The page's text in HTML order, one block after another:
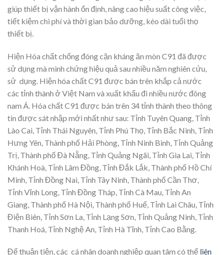
giúp thiết bị vận hành ổn định, nâng cao hiệu suất công việc,
tiết kiệm chi phí và thời gian bảo dưỡng, kéo dài tuổi thọ
thiết bị.
Hiện Hóa chất chống đóng cặn kháng ăn mòn C91 đã được
sử dụng mà minh chứng hiệu quả sau nhiều năm nghiên cứu,
sử dụng. Hiện hóa chất C91 được bán trên khắp cả nước
các tỉnh thành ở Việt Nam và xuất khẩu đi nhiều nước đông
nam Á. Hóa chất C91 được bán trên 34 tỉnh thành theo thông
tin được sát nhập mới nhất như sau: Tỉnh Tuyên Quang, Tỉnh
Lào Cai, Tỉnh Thái Nguyên, Tỉnh Phú Thọ, Tỉnh Bắc Ninh, Tỉnh
Hưng Yên, Thành phố Hải Phòng, Tỉnh Ninh Bình, Tỉnh Quảng
Trị, Thành phố Đà Nẵng, Tỉnh Quảng Ngãi, Tỉnh Gia Lai, Tỉnh
Khánh Hoà, Tỉnh Lâm Đồng, Tỉnh Đắk Lắk, Thành phố Hồ Chí
Minh, Tỉnh Đồng Nai, Tỉnh Tây Ninh, Thành phố Cần Thơ,
Tỉnh Vĩnh Long, Tỉnh Đồng Tháp, Tỉnh Cà Mau, Tỉnh An
Giang, Thành phố Hà Nội, Thành phố Huế, Tỉnh Lai Châu, Tỉnh
Điện Biên, Tỉnh Sơn La, Tỉnh Lạng Sơn, Tỉnh Quảng Ninh, Tỉnh
Thanh Hoá, Tỉnh Nghệ An, Tỉnh Hà Tĩnh, Tỉnh Cao Bằng.
Để thuận tiện, các cá nhân doanh nghiệp quan tâm có thể liên